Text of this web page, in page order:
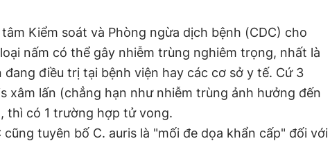
Kiểm soát và Phòng ngừa dịch bệnh (CDC) cho
nấm có thể gây nhiễm trùng nghiêm trọng, nhất là
điều trị tại bệnh viện hay các cơ sở y tế. Cứ 3
xâm lấn (chẳng hạn như nhiễm trùng ảnh hưởng đến
thì có 1 trường hợp tử vong.
cũng tuyên bố C. auris là "mối đe dọa khẩn cấp" đối với